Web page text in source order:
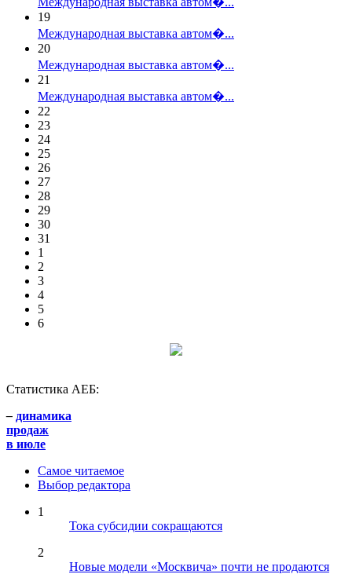
19
Международная выставка автом�...
20
Международная выставка автом�...
21
Международная выставка автом�...
22
23
24
25
26
27
28
29
30
31
1
2
3
4
5
6
Статистика АЕБ:
– динамика
продаж
в июле
Самое читаемое
Выбор редактора
1
Тока субсидии сокращаются
2
Новые модели «Москвича» почти не продаются